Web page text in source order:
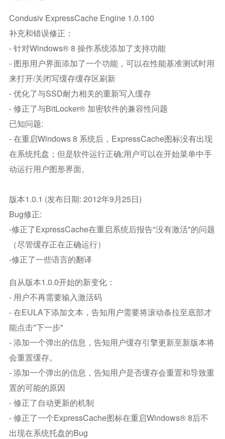
Condusiv ExpressCache Engine 1.0.100
补充和错误修正：
- 针对Windows® 8 操作系统添加了支持功能
- 图形用户界面添加了一个功能，可以在性能基准测试时用
来打开/关闭写缓存缓存区刷新
- 优化了与SSD耐力相关的重新写入缓存
- 修正了与BitLocker® 加密软件的兼容性问题
已知问题:
- 在重启Windows 8 系统后，ExpressCache图标没有出现
在系统托盘；但是软件运行正确;用户可以在开始菜单中手
动运行用户图形界面。
版本1.0.1 (发布日期: 2012年9月25日)
Bug修正:
-修正了ExpressCache在重启系统后报告"没有激活"的问题
（尽管缓存正在正确运行）
-修正了一些语言的翻译
自从版本1.0.0开始的新变化：
- 用户不再需要输入激活码
- 在EULA下添加文本，告知用户需要将滚动条拉至底部才
能点击"下一步"
- 添加一个弹出的信息，告知用户缓存引擎更新至新版本将
会重置缓存。
- 添加一个弹出的信息，告知用户是否缓存会重置和导致重
置的可能的原因
- 修正了自动更新的机制
- 修正了一个ExpressCache图标在重启Windows® 8后不
出现在系统托盘的bug